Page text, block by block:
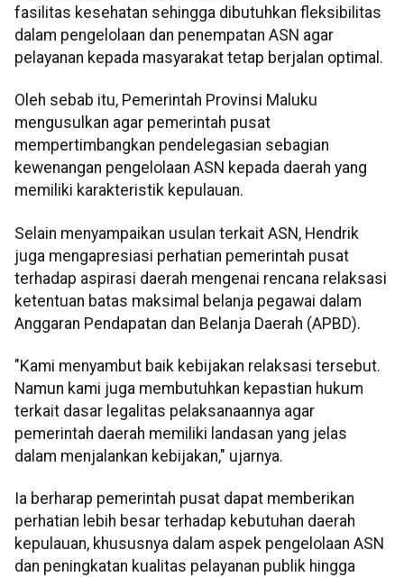
fasilitas kesehatan sehingga dibutuhkan fleksibilitas
dalam pengelolaan dan penempatan ASN agar
pelayanan kepada masyarakat tetap berjalan optimal.
Oleh sebab itu, Pemerintah Provinsi Maluku
mengusulkan agar pemerintah pusat
mempertimbangkan pendelegasian sebagian
kewenangan pengelolaan ASN kepada daerah yang
memiliki karakteristik kepulauan.
Selain menyampaikan usulan terkait ASN, Hendrik
juga mengapresiasi perhatian pemerintah pusat
terhadap aspirasi daerah mengenai rencana relaksasi
ketentuan batas maksimal belanja pegawai dalam
Anggaran Pendapatan dan Belanja Daerah (APBD).
"Kami menyambut baik kebijakan relaksasi tersebut.
Namun kami juga membutuhkan kepastian hukum
terkait dasar legalitas pelaksanaannya agar
pemerintah daerah memiliki landasan yang jelas
dalam menjalankan kebijakan," ujarnya.
Ia berharap pemerintah pusat dapat memberikan
perhatian lebih besar terhadap kebutuhan daerah
kepulauan, khususnya dalam aspek pengelolaan ASN
dan peningkatan kualitas pelayanan publik hingga